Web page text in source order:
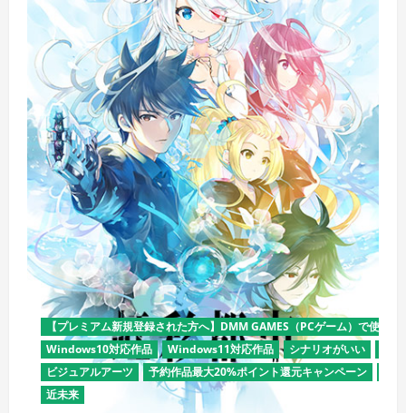
【プレミアム新規登録された方へ】DMM GAMES（PCゲーム）で使え
Windows10対応作品
Windows11対応作品 シナリオがいい
ビジュアルアーツ
予約作品最大20%ポイント還元キャンペーン
近未来